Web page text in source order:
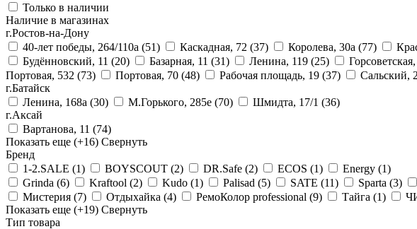
Только в наличии
Наличие в магазинах
г.Ростов-на-Дону
40-лет победы, 264/110а (51) Каскадная, 72 (37) Королева, 30а (77)
Будённовский, 11 (20) Базарная, 11 (31) Ленина, 119 (25)
Портовая, 532 (73) Портовая, 70 (48) Рабочая площадь, 19 (37) Сальский,
г.Батайск
Ленина, 168а (30) М.Горького, 285е (70) Шмидта, 17/1 (36)
г.Аксай
Вартанова, 11 (74)
Показать еще (+16) Свернуть
Бренд
1-2.SALE (1) BOYSCOUT (2) DR.Safe (2) ECOS (1) Energy (1)
Grinda (6) Kraftool (2) Kudo (1) Palisad (5) SATE (11) Sparta (3)
Мистерия (7) Отдыхайка (4) РемоКолор professional (9) Тайга (1)
Показать еще (+19) Свернуть
Тип товара